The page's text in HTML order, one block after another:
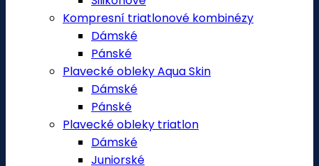
Kompresní triatlonové kombinézy
Dámské
Pánské
Plavecké obleky Aqua Skin
Dámské
Pánské
Plavecké obleky triatlon
Dámské
Juniorské